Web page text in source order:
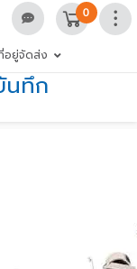
0
อยู่จัดส่ง
นทึก